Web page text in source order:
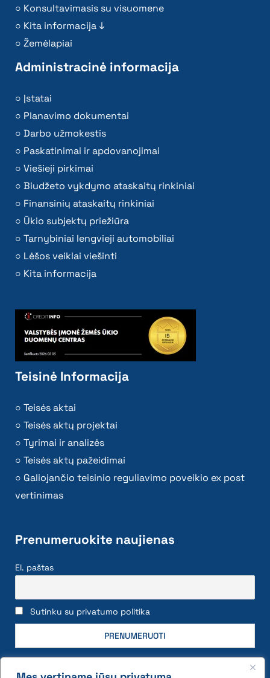
Konsultavimasis su visuomene
Kita informacija ↓
Žemėlapiai
Administracinė informacija
Įstatai
Planavimo dokumentai
Darbo užmokestis
Paskatinimai ir apdovanojimai
Viešieji pirkimai
Biudžeto vykdymo ataskaitų rinkiniai
Finansinių ataskaitų rinkiniai
Ūkio subjektų priežiūra
Tarnybiniai lengvieji automobiliai
Lėšos veiklai viešinti
Kita informacija
Teisinė Informacija
Teisės aktai
Teisės aktų projektai
Tyrimai ir analizės
Teisės aktų pažeidimai
Galiojančio teisinio reguliavimo poveikio ex post
vertinimas
Prenumeruokite naujienas
El. paštas
Sutinku su privatumo politika